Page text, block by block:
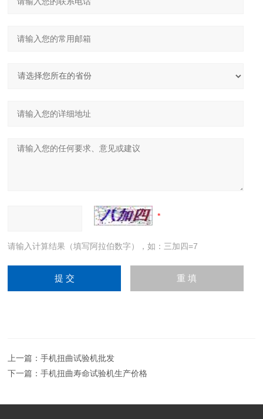
请输入计算结果（填写阿拉伯数字），如：三加四=7
上一篇：手机扭曲试验机批发
下一篇：手机扭曲寿命试验机生产价格